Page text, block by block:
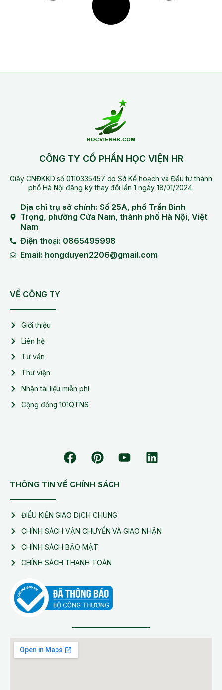
CÔNG TY CỔ PHẦN HỌC VIỆN HR
Giấy CNĐKKD số 0110335457 do Sở Kế hoạch và Đầu tư thành
phố Hà Nội đăng ký thay đổi lần 1 ngày 18/01/2024.
Địa chỉ trụ sở chính: Số 25A, phố Trần Bình
Trọng, phường Cửa Nam, thành phố Hà Nội, Việt
Nam
Điện thoại: 0865495998
Email: hongduyen2206@gmail.com
VỀ CÔNG TY
Giới thiệu
Liên hệ
Tư vấn
Thư viện
Nhận tài liệu miễn phí
Cộng đồng 101QTNS
THÔNG TIN VỀ CHÍNH SÁCH
ĐIỀU KIỆN GIAO DỊCH CHUNG
CHÍNH SÁCH VẬN CHUYỂN VÀ GIAO NHẬN
CHÍNH SÁCH BẢO MẬT
CHÍNH SÁCH THANH TOÁN